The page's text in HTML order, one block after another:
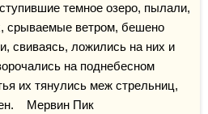
темное озеро, пылали,
срываемые ветром, бешено
свиваясь, ложились на них и
на поднебесном
их тянулись меж стрельниц,
Мервин Пик